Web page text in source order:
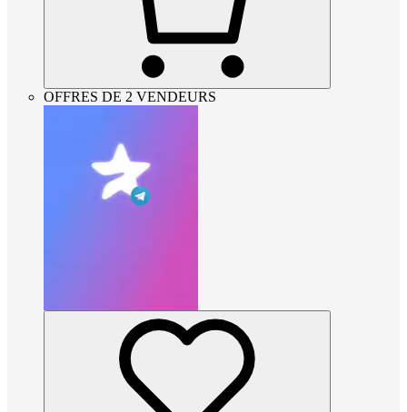
OFFRES DE 2 VENDEURS